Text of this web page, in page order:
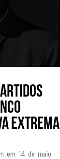
extrema
em 14 de maio